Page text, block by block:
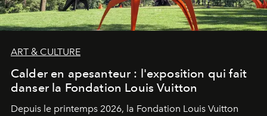
ART & CULTURE
Calder en apesanteur : l'exposition qui fait
danser la Fondation Louis Vuitton
Depuis le printemps 2026, la Fondation Louis Vuitton